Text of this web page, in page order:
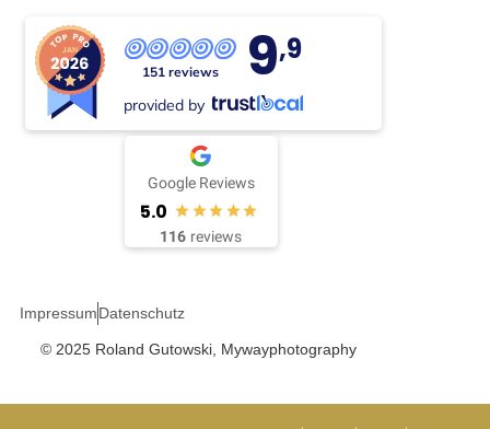
© 2025 Roland Gutowski, Mywayphotography
151 reviews 9,9
provided by
Google Reviews
5.0
116 reviews
ImpressumDatenschutz